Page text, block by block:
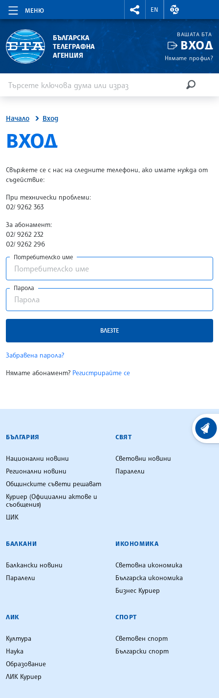
МЕНЮ
RIGHTMENU.SOCIAL
EN
ВАЛУТНИ
БЪЛГАРСКА
ТЕЛЕГРАФНА
АГЕНЦИЯ
ВАШАТА БТА
ВХОД
Нямате профил?
Начало Вход
SITE.BTA
ВХОД
Свържете се с нас на следните телефони, ако имате нужда от
съдействие:
При технически проблеми:
02/ 9262 363
За абонамент:
02/ 9262 232
02/ 9262 296
Потребителско име
Парола
ВЛЕЗТЕ
Забравена парола?
Нямате абонамент? Регистрирайте се
БЪЛГАРСКА ТЕЛЕГРАФНА АГЕНЦИЯ
БЪЛГАРИЯ
Национални новини
Регионални новини
Общинските съвети решават
Куриер (Официални актове и
съобщения)
ЦИК
СВЯТ
Световни новини
Паралели
БАЛКАНИ
Балкански новини
Паралели
ИКОНОМИКА
Световна икономика
Българска икономика
Бизнес Куриер
ЛИК
Култура
Наука
Образование
ЛИК Куриер
СПОРТ
Световен спорт
Български спорт